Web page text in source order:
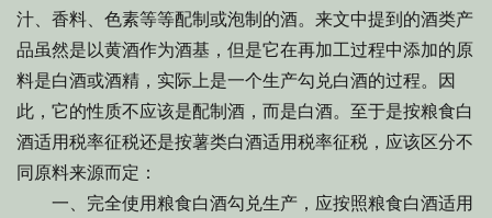
汁、香料、色素等等配制或泡制的酒。来文中提到的酒类产
品虽然是以黄酒作为酒基，但是它在再加工过程中添加的原
料是白酒或酒精，实际上是一个生产勾兑白酒的过程。因
此，它的性质不应该是配制酒，而是白酒。至于是按粮食白
酒适用税率征税还是按薯类白酒适用税率征税，应该区分不
同原料来源而定：
一、完全使用粮食白酒勾兑生产，应按照粮食白酒适用